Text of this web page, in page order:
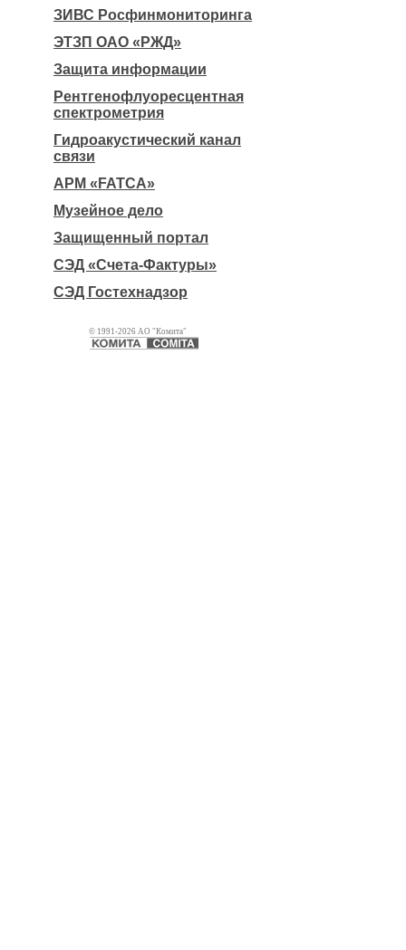
ЗИВС Росфинмониторинга
ЭТЗП ОАО «РЖД»
Защита информации
Рентгенофлуоресцентная
спектрометрия
Гидроакустический канал
связи
АРМ «FATCA»
Музейное дело
Защищенный портал
СЭД «Счета-Фактуры»
СЭД Гостехнадзор
© 1991-2026 АО "Комита"